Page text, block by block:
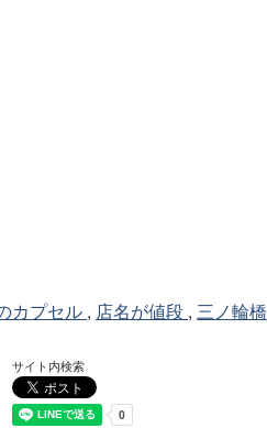
カプセル , 店名が値段 , 三ノ輪橋
サイト内検索